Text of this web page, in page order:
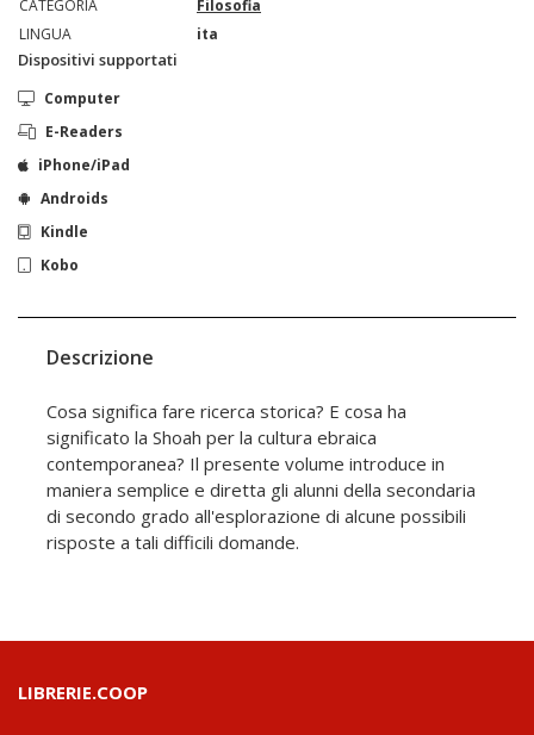
CATEGORIA
Filosofia
LINGUA
ita
Dispositivi supportati
Computer
E-Readers
iPhone/iPad
Androids
Kindle
Kobo
Descrizione
Cosa significa fare ricerca storica? E cosa ha
significato la Shoah per la cultura ebraica
contemporanea? Il presente volume introduce in
maniera semplice e diretta gli alunni della secondaria
di secondo grado all'esplorazione di alcune possibili
risposte a tali difficili domande.
LIBRERIE.COOP